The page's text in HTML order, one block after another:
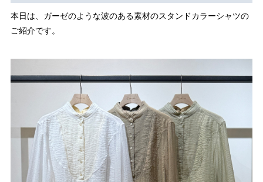
本日は、ガーゼのような波のある素材のスタンドカラーシャツの
ご紹介です。